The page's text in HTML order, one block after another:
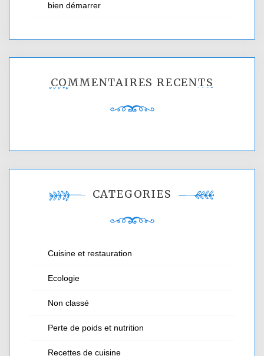
bien démarrer
COMMENTAIRES RÉCENTS
CATÉGORIES
Cuisine et restauration
Ecologie
Non classé
Perte de poids et nutrition
Recettes de cuisine